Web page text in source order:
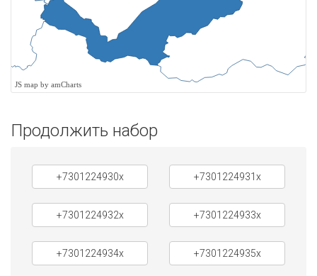
JS map by amCharts
Продолжить набор
+7301224930x +7301224931x
+7301224932x +7301224933x
+7301224934x +7301224935x